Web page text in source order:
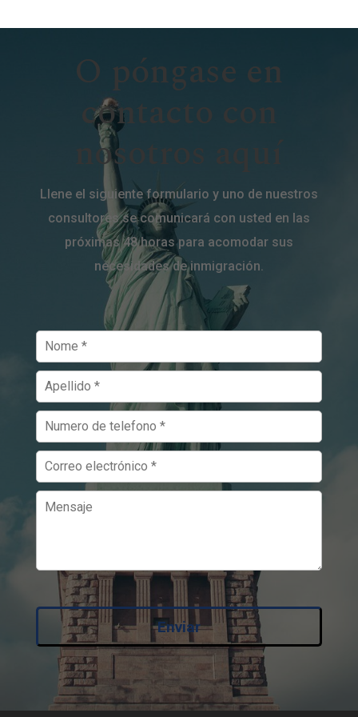
O póngase en
contacto con
nosotros aquí
Llene el siguiente formulario y uno de nuestros
consultores se comunicará con usted en las
próximas 48 horas para acomodar sus
necesidades de inmigración.
Enviar